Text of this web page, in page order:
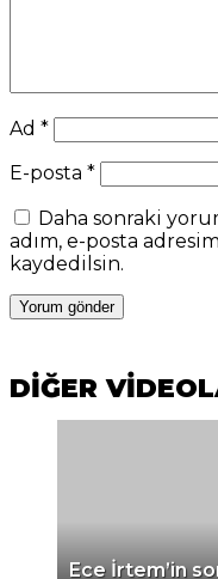
Ad *
E-posta *
Daha sonraki
adım, e-posta
kaydedilsin.
DİĞER
Ece İrtem’in